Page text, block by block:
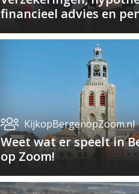
financieel advies en
KijkopBergenopZoom.nl
Weet wat er speelt in
op Zoom!